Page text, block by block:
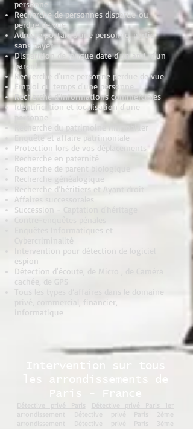
personne
Recherche de personnes disparue ou
perdue de vue
Adresse postale d'une personne, partie
sans payer
Disparition de longue date d'un ami, d'un
parent
Recherche d'une personne perdue de vue
Emploi du temps d'une personne
Recherche d’informations commerciales
Identification et localisation d'une
personne
Recherche du patrimoine immobilier
Enquête et affaire patrimoniale
Protection lors de vos déplacements
Recherche en paternité
Recherche de parent biologique
Recherche généalogique
Recherche d’héritiers et Ayant droit
Affaires successorales
Succession - Captation d'héritage
Contre-enquêtes pénales
Enquêtes Informatiques et
Intervention pour détection de logiciel
espion
Détection d'écoute, de Micro , de Caméra
cachée, de GPS
Tous les types d’affaires dans le domaine
privé, commercial, financier,
informatique
les arrondissements de
Détective privé Paris 3ème